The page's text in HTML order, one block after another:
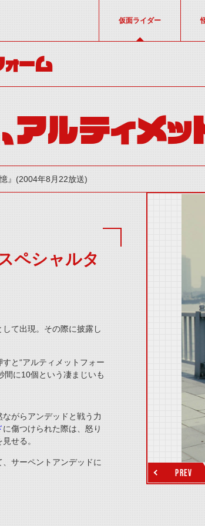
仮面ライダー
ォーム
アルティメッ
』(2004年8月22放送)
ペシャルタ
て出現。 その際に披露し
と“アルティメットフォー
間に10個という凄まじいも
がらアンデッドと戦う力
に傷つけられた際は、怒り
せる。
、サーペントアンデッドに
PREV